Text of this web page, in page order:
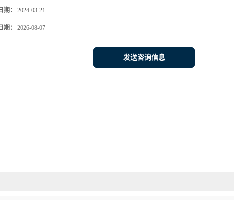
期： 2024-03-21
期： 2026-08-07
发送咨询信息